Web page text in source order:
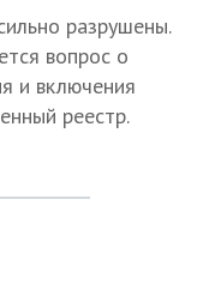
разрушены.
вопрос о
и включения
реестр.